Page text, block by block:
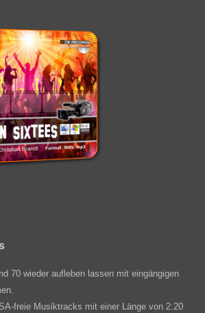
70 wieder aufleben lassen mit eingängigen
freie Musiktracks mit einer Länge von 2:20